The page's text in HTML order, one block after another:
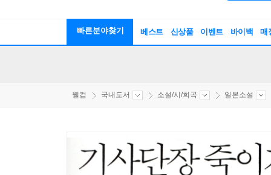
빠른분야찾기 베스트 신상품 이벤트 바이백 매
웰컴 국내도서 소설/시/희곡 일본소설